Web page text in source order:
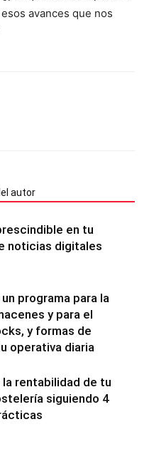
avances que nos
autor
en tu
noticias digitales
programa para la
y para el
y formas de
operativa diaria
la rentabilidad de tu
siguiendo 4